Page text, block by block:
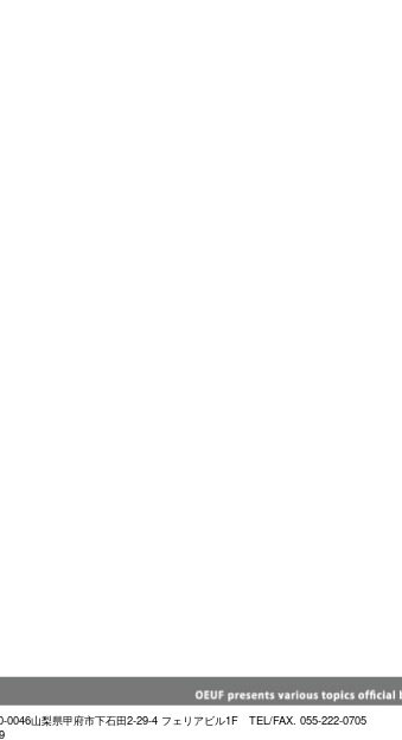
山梨県甲府市下石田2-29-4 フェリアビル1F TEL/FAX. 055-222-0705